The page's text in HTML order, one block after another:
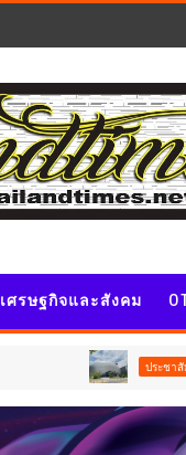
เศรษฐกิจและสังคม
ประชาสัมพันธ์ ศูนย์ราชก